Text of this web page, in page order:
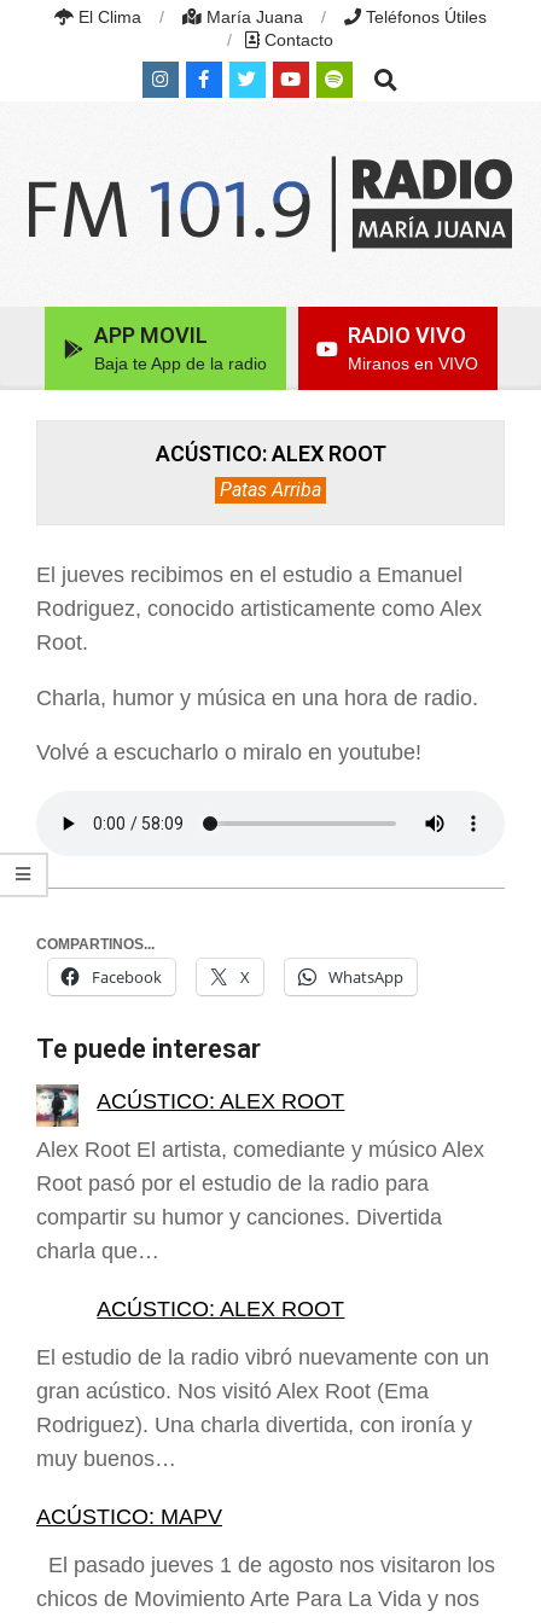
El Clima María Juana
Teléfonos Útiles
Contacto
Search
JUANA
FM
Navigation APP MOVIL
Baja te App de la radio
RADIO VIVO
Miranos en VIVO
ACÚSTICO: ALEX ROOT
Patas Arriba
El jueves recibimos en el estudio a Emanuel
Rodriguez, conocido artisticamente como Alex
Root.
Charla, humor y música en una hora de radio.
Volvé a escucharlo o miralo en youtube!
COMPARTINOS...
Facebook X WhatsApp
Te puede interesar
ACÚSTICO: ALEX ROOT
Alex Root El artista, comediante y músico Alex
Root pasó por el estudio de la radio para
compartir su humor y canciones. Divertida
charla que…
ACÚSTICO: ALEX ROOT
El estudio de la radio vibró nuevamente con un
gran acústico. Nos visitó Alex Root (Ema
Rodriguez). Una charla divertida, con ironía y
muy buenos…
ACÚSTICO: MAPV
El pasado jueves 1 de agosto nos visitaron los
chicos de Movimiento Arte Para La Vida y nos